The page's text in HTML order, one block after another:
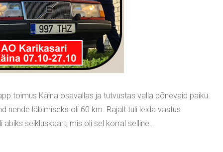
toimus Käina osavallas ja tutvustas valla põnevaid paiku.
nende läbimiseks oli 60 km. Rajalt tuli leida vastus
seikluskaart, mis oli sel korral selline:…